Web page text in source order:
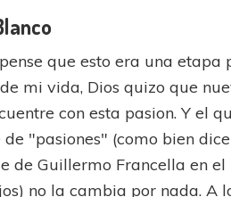
que esto era una etapa
mi vida, Dios quizo que
con esta pasion. Y el
de "pasiones" (como bien
de Guillermo Francella en el
no la cambia por nada. A